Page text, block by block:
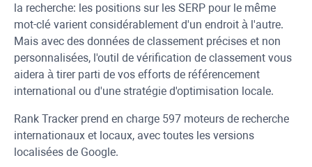
la recherche: les positions sur les SERP pour le même
mot-clé varient considérablement d'un endroit à l'autre.
Mais avec des données de classement précises et non
personnalisées, l'outil de vérification de classement vous
aidera à tirer parti de vos efforts de référencement
international ou d'une stratégie d'optimisation locale.
Rank Trackerprend en charge 597 moteurs de recherche
internationaux et locaux, avec toutes les versions
localisées de Google.